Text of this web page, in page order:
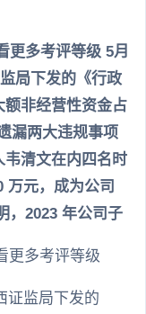
更多考评等级 5月
局下发的《行政
额非经营性资金占
漏两大违规事项
清文在内四名时
万元，成为公司
，2023 年公司子
更多考评等级
证监局下发的